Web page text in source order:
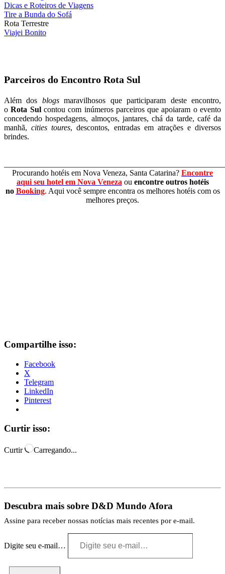
Dicas e Roteiros de Viagens
Tire a Bunda do Sofá
Rota Terrestre
Viajei Bonito
Parceiros do Encontro Rota Sul
Além dos blogsmaravilhosos que participaram deste encontro,
oRota Sulcontou com inúmeros parceiros que apoiaram o evento
concedendo hospedagens, almoços, jantares, chá da tarde, café da
manhã,cities toures, descontos, entradas em atrações e diversos
brindes.
Procurando hotéis em Nova Veneza, Santa Catarina? Encontre
aqui seu hotel em Nova Veneza ou encontre outros hotéis
no Booking. Aqui você sempre encontra os melhores hotéis com os
melhores preços.
Compartilhe isso:
Facebook
X
Telegram
LinkedIn
Pinterest
Curtir isso:
Curtir Carregando...
Descubra mais sobre D&D Mundo Afora
Assine para receber nossas notícias mais recentes por e-mail.
Digite seu e-mail…